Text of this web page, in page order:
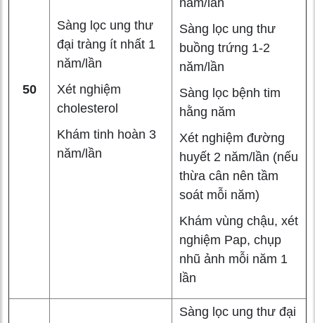
50
Sàng lọc ung thư
đại tràng ít nhất 1
năm/lần
Xét nghiệm
cholesterol
Khám tinh hoàn 3
năm/lần
năm/lần
Sàng lọc ung thư
buồng trứng 1-2
năm/lần
Sàng lọc bệnh tim
hằng năm
Xét nghiệm đường
huyết 2 năm/lần (nếu
thừa cân nên tầm
soát mỗi năm)
Khám vùng chậu, xét
nghiệm Pap, chụp
nhũ ảnh mỗi năm 1
lần
Sàng lọc ung thư đại